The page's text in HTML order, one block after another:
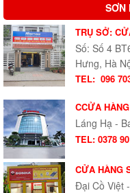
SƠN
TRỤ SỞ:
Số: Số 4
Hưng, Hà
TEL: 096
CCỬA
Láng Hạ -
TEL: 0378
CỬA HÀNG
Đại Cồ Việt